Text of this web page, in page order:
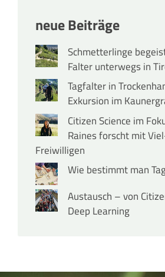
neue Beiträge
Schmetterlinge
Falter unterwegs in
Tagfalter in
Exkursion im
Citizen Science im
Raines forscht mit
Freiwilligen
Wie bestimmt man
Austausch – von
Deep Learning